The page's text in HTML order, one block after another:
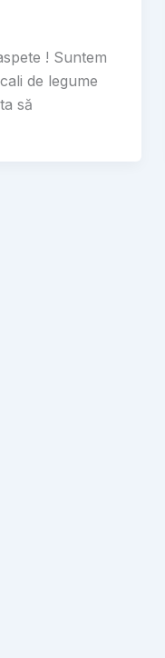
! Suntem
de legume
să